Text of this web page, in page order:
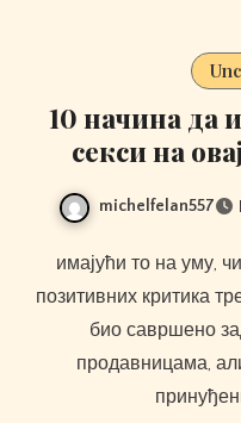
10 начина да
секси на
michelfelan557
имајући то на уму, читање више негативних него
позитивних критика
био савршено
продавницама,